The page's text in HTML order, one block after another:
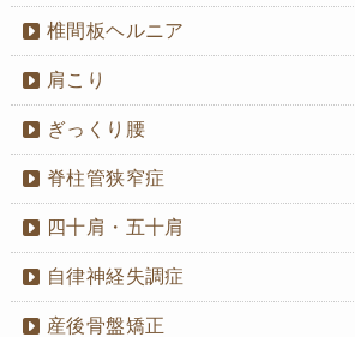
椎間板ヘルニア
肩こり
ぎっくり腰
脊柱管狭窄症
四十肩・五十肩
自律神経失調症
産後骨盤矯正